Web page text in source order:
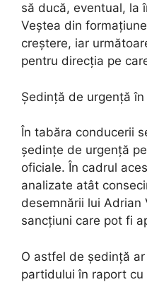
să ducă, eventual, la
Veștea din
creștere, iar
pentru direcția pe
Ședință de urgență
În tabăra conducerii
ședințe de urgență
oficiale. În cadrul
analizate atât
desemnării lui Adrian
sancțiuni care pot fi
O astfel de ședință
partidului în raport